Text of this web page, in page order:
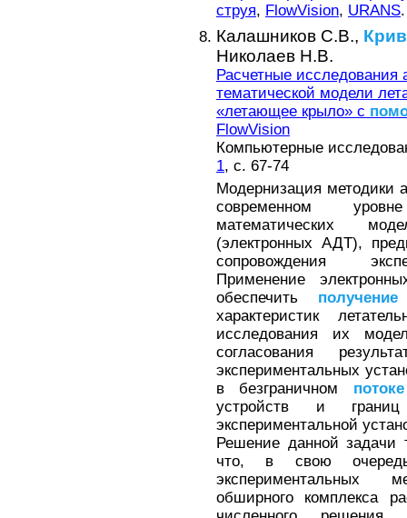
струя, FlowVision, URANS.
Калашников С.В.,
Николаев Н.В.
Расчетные исследования
тематической модели
«летающее крыло» с
FlowVision
Компьютерные
1, с. 67-74
Модернизация методики
современном
математических
(электронных АДТ),
сопровождения
Применение
обеспечить получение
характеристик
исследования их
согласования
экспериментальных
в безграничном потоке
устройств и
экспериментальной
Решение данной задачи
что, в свою
экспериментальных
обширного комплекса